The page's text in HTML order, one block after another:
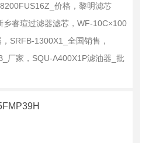
价格，黎明滤芯
乡睿瑄过滤器滤芯，WF-10C×100
SRFB-1300X1_全国销售，
厂家，SQU-A400X1P滤油器_批